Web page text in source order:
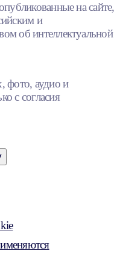
на сайте,
и
об интеллектуальной
фото, аудио и
с согласия